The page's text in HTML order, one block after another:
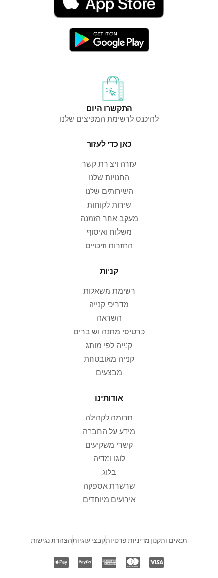
התקשרו היום
להיכנס לרשימת המפיצים שלנו
כאן כדי לעזור
עזרה ויצירת קשר
החנויות שלנו
השירותים שלנו
שירות לקוחות
מעקב אחר הזמנה
משלוח ואיסוף
החזרות וזיכויים
קניות
רשימת משאלות
מדריכי קנייה
השראה
כרטיסי מתנה ושוברים
קנייה לפי מותג
קנייה מאובטחת
מבצעים
אודותינו
תרומה לקהילה
מידע על החברה
קשרי משקיעים
לוגו ומדיה
בלוג
שרשרת אספקה
אירועים מיוחדים
תנאים ותקנוןמדיניות פרטיותקבצי עוגיותהצהרת נגישות